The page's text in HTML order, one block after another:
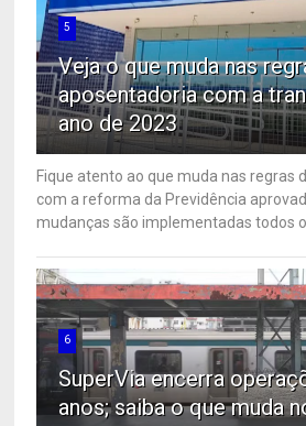
5
Veja o que muda nas
aposentadoria com a
ano de 2023
Fique atento ao que muda nas regras
com a reforma da Previdência
mudanças são implementadas todos
6
SuperVia encerra
anos; saiba o que muda